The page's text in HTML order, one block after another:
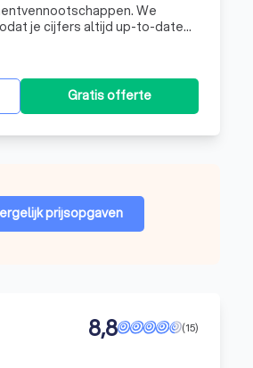
We
je cijfers altijd up-to-date
Gratis offerte
prijsopgaven
(15)
8,8